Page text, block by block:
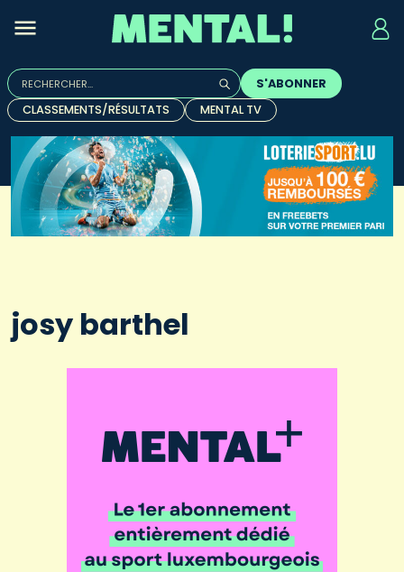
Rechercher :
Quand les résultats de l'auto-complétion sont
S'ABONNER
CLASSEMENTS/RÉSULTATS
MENTAL TV
josy barthel